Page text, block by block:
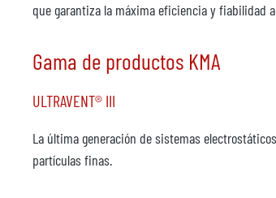
que garantiza la máxima eficiencia y fiabilidad
Gama de productos KMA
ULTRAVENT® III
La última generación de sistemas
partículas finas.